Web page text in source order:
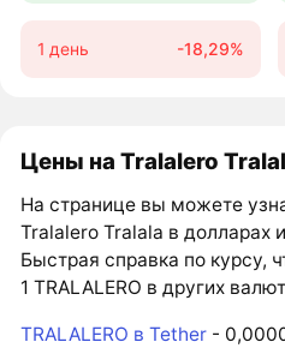
1 день -18,29%
Цены на Tralalero
На странице вы можете
Tralalero Tralala в долларах
Быстрая справка по курсу,
1 TRALALERO в других
TRALALERO в Tether -